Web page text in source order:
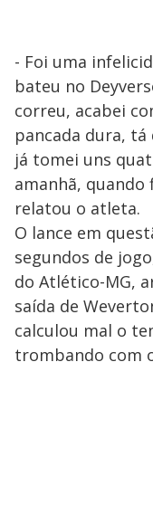
- Foi uma
bateu no
correu, acabei
pancada dura,
já tomei uns
amanhã, quando
relatou o atleta.
O lance em
segundos de
do Atlético-MG,
saída de
calculou mal o
trombando com